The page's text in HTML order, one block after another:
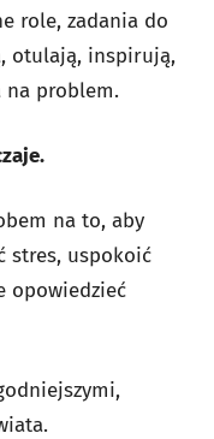
role, zadania do
otulają, inspirują,
na problem.
na to, aby
stres, uspokoić
opowiedzieć